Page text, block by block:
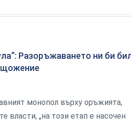
Разоръжаването ни би
монопол върху оръжията,
власти, „на този етап е насочен